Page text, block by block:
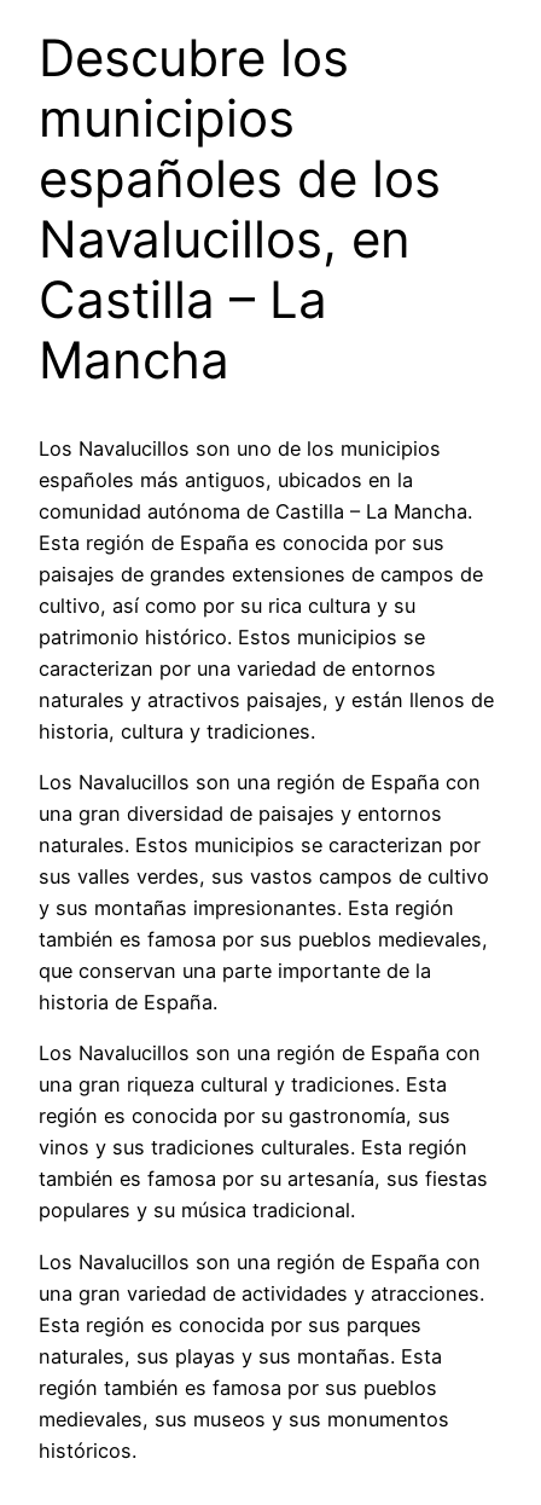
Descubre los
municipios
españoles de los
Navalucillos, en
Castilla – La
Mancha
Los Navalucillos son uno de los municipios
españoles más antiguos, ubicados en la
comunidad autónoma de Castilla – La Mancha.
Esta región de España es conocida por sus
paisajes de grandes extensiones de campos de
cultivo, así como por su rica cultura y su
patrimonio histórico. Estos municipios se
caracterizan por una variedad de entornos
naturales y atractivos paisajes, y están llenos de
historia, cultura y tradiciones.
Los Navalucillos son una región de España con
una gran diversidad de paisajes y entornos
naturales. Estos municipios se caracterizan por
sus valles verdes, sus vastos campos de cultivo
y sus montañas impresionantes. Esta región
también es famosa por sus pueblos medievales,
que conservan una parte importante de la
historia de España.
Los Navalucillos son una región de España con
una gran riqueza cultural y tradiciones. Esta
región es conocida por su gastronomía, sus
vinos y sus tradiciones culturales. Esta región
también es famosa por su artesanía, sus fiestas
populares y su música tradicional.
Los Navalucillos son una región de España con
una gran variedad de actividades y atracciones.
Esta región es conocida por sus parques
naturales, sus playas y sus montañas. Esta
región también es famosa por sus pueblos
medievales, sus museos y sus monumentos
históricos.